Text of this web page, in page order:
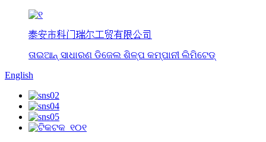
泰安市科门瑞尔工贸有限公司
ତାଇଆନ୍ ସାଧାରଣ ଡିଜେଲ ଶିଳ୍ପ କମ୍ପାନୀ ଲିମିଟେଡ୍
English